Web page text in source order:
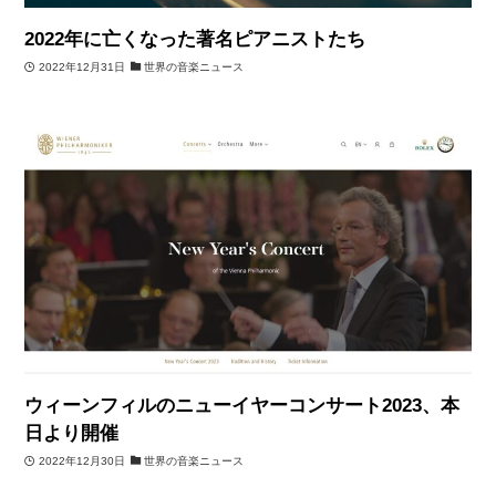
2022年に亡くなった著名ピアニストたち
2022年12月31日 世界の音楽ニュース
ウィーンフィルのニューイヤーコンサート2023、本
日より開催
2022年12月30日 世界の音楽ニュース